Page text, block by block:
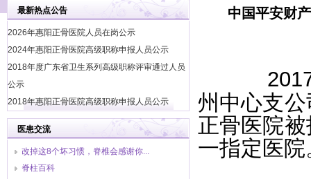
最新热点公告
2026年惠阳正骨医院人员在岗公示
2024年惠阳正骨医院高级职称申报人员公示
2018年度广东省卫生系列高级职称评审通过人员
公示
2018年惠阳正骨医院高级职称申报人员公示
2018年惠阳正骨医院高级职称申报人员公示
惠阳正骨医院2018年9月份消防安全培训
2018年惠阳正骨医院高级职称申报人员公示
2017年惠阳正骨医院高级职称申报人员公示
医患交流
改掉这8个坏习惯，脊椎会感谢你...
脊柱百科
中国平安财
州中心支
正骨医院
一指定医院